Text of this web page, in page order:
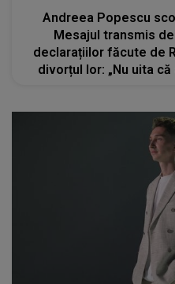
Andreea Popescu
Mesajul transmis
declarațiilor făcute de
divorțul lor: „Nu uita